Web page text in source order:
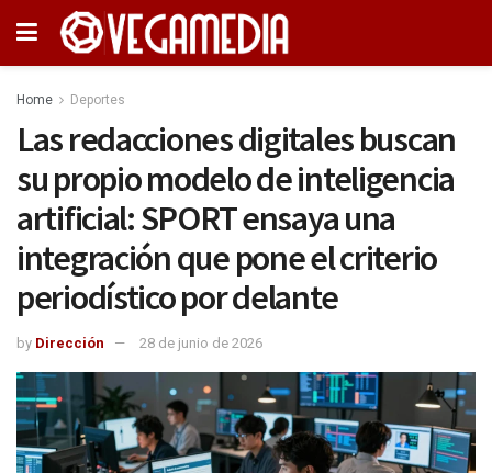
Home Deportes
Las redacciones digitales buscan
su propio modelo de inteligencia
artificial: SPORT ensaya una
integración que pone el criterio
periodístico por delante
by Dirección 28 de junio de 2026